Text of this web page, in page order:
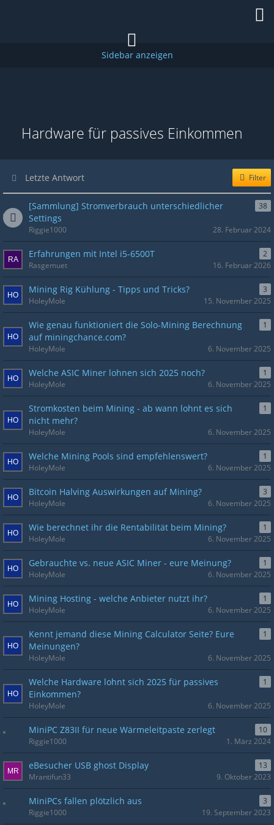
Hardware für passives Einkommen
Letzte Antwort Filter
[Sammlung] Stromverbrauch unterschiedlicher
Settings
38
Riggie1000 28. Februar 2024
Erfahrungen mit Intel i5-6500T
2
Rasgemuet
16. Februar 2026
Mining Rig Kühlung - Tipps und Tricks?
3
HoleyMole
15. November 2025
Wie genau funktioniert die Solo-Mining Berechnung
auf miningchance.com?
1
HoleyMole 6. November 2025
Welche ASIC Miner lohnen sich 2025 noch?
1
HoleyMole
6. November 2025
Stromkosten beim Mining - ab wann lohnt es sich
nicht mehr?
1
HoleyMole 6. November 2025
Welche Mining Pools sind empfehlenswert?
1
HoleyMole
6. November 2025
Bitcoin Halving Auswirkungen auf Mining?
3
HoleyMole
6. November 2025
Wie berechnet ihr die Rentabilität beim Mining?
1
HoleyMole
6. November 2025
Gebrauchte vs. neue ASIC Miner - eure Meinung?
1
HoleyMole
6. November 2025
Mining Hosting - welche Anbieter nutzt ihr?
1
HoleyMole
6. November 2025
Kennt jemand diese Mining Calculator Seite? Eure
Meinungen?
1
HoleyMole 6. November 2025
Welche Hardware lohnt sich 2025 für passives
Einkommen?
1
HoleyMole 6. November 2025
MiniPC Z83II für neue Wärmeleitpaste zerlegt
10
Riggie1000
1. März 2024
eBesucher USB ghost Display
13
Mrantifun33
9. Oktober 2023
MiniPCs fallen plötzlich aus
3
Riggie1000
19. September 2023